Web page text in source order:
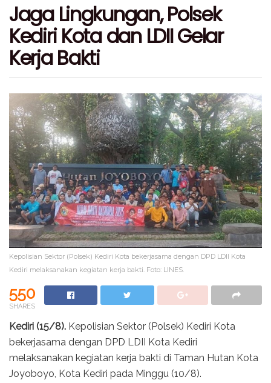
Jaga Lingkungan, Polsek
Kediri Kota dan LDII Gelar
Kerja Bakti
Kepolisian Sektor (Polsek) Kediri Kota bekerjasama dengan DPD LDII Kota
Kediri melaksanakan kegiatan kerja bakti. Foto: LINES.
550
SHARES
Kediri (15/8). Kepolisian Sektor (Polsek) Kediri Kota
bekerjasama dengan DPD LDII Kota Kediri
melaksanakan kegiatan kerja bakti di Taman Hutan Kota
Joyoboyo, Kota Kediri pada Minggu (10/8).